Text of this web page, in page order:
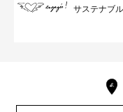
サステナブ